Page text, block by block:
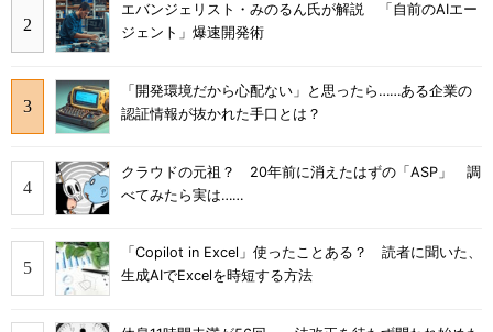
エバンジェリスト・みのるん氏が解説 「自前のAIエー
ジェント」爆速開発術
「開発環境だから心配ない」と思ったら……ある企業の
認証情報が抜かれた手口とは？
クラウドの元祖？ 20年前に消えたはずの「ASP」 調
べてみたら実は……
「Copilot in Excel」使ったことある？ 読者に聞いた、
生成AIでExcelを時短する方法